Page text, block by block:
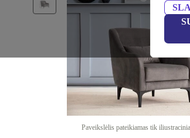
Paveikslėlis pateikiamas tik